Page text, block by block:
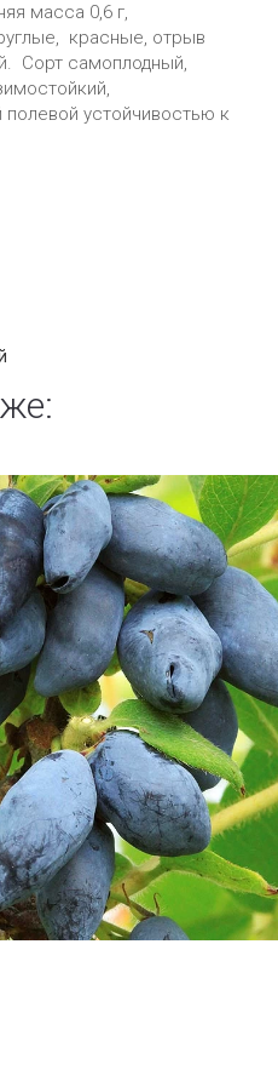
масса 0,6 г,
красные, отрыв
Сорт самоплодный,
устойчивостью к